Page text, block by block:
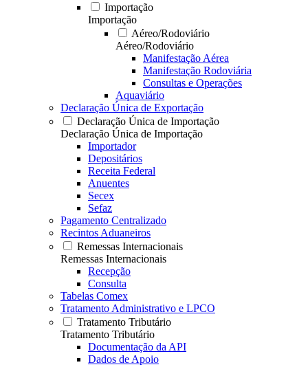
Importação
Importação
Aéreo/Rodoviário
Aéreo/Rodoviário
Manifestação Aérea
Manifestação Rodoviária
Consultas e Operações
Aquaviário
Declaração Única de Exportação
Declaração Única de Importação
Declaração Única de Importação
Importador
Depositários
Receita Federal
Anuentes
Secex
Sefaz
Pagamento Centralizado
Recintos Aduaneiros
Remessas Internacionais
Remessas Internacionais
Recepção
Consulta
Tabelas Comex
Tratamento Administrativo e LPCO
Tratamento Tributário
Tratamento Tributário
Documentação da API
Dados de Apoio